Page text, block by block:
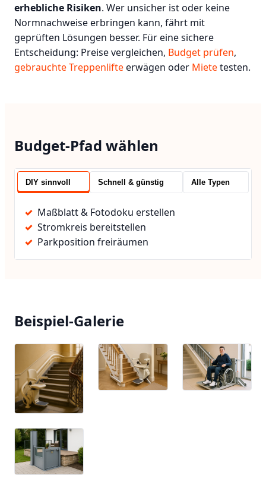
erhebliche Risiken. Wer unsicher ist oder keine
Normnachweise erbringen kann, fährt mit
geprüften Lösungen besser. Für eine sichere
Entscheidung: Preise vergleichen, Budget prüfen,
gebrauchte Treppenlifteerwägen oder Mietetesten.
Budget-Pfad wählen
DIY sinnvoll Schnell & günstig Alle Typen
Maßblatt & Fotodoku erstellen
Stromkreis bereitstellen
Parkposition freiräumen
Beispiel-Galerie